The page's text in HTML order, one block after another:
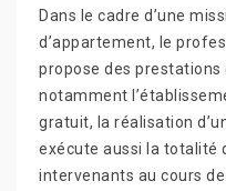
Dans le cadre d’une
d’appartement, le
propose des
notamment
gratuit, la réalisation
exécute aussi la totalité
intervenants au cours